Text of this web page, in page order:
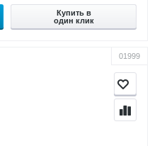
Купить в
один клик
01999